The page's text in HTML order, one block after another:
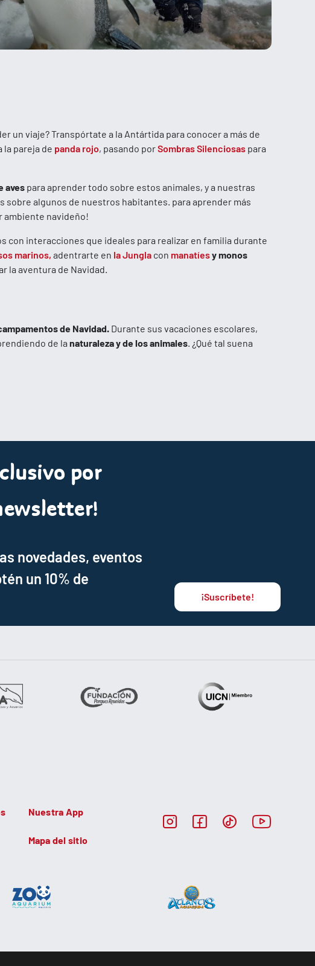
un viaje? Transpórtate a la Antártida para conocer a más de
la pareja de panda rojo, pasando porSombras Silenciosas para
aves para aprender todo sobre estos animales, y a nuestras
algunos de nuestros habitantes. para aprender más
ambiente navideño!
con interacciones que ideales para realizar en familia durante
marinos, adentrarte en la Jungla con manatíesy monos
la aventura de Navidad.
de Navidad. Durante sus vacaciones escolares,
de la naturaleza y de los animales . ¿Qué tal suena
por
novedades, eventos
un 10% de
¡Suscríbete!
Nuestra App
Mapa del sitio